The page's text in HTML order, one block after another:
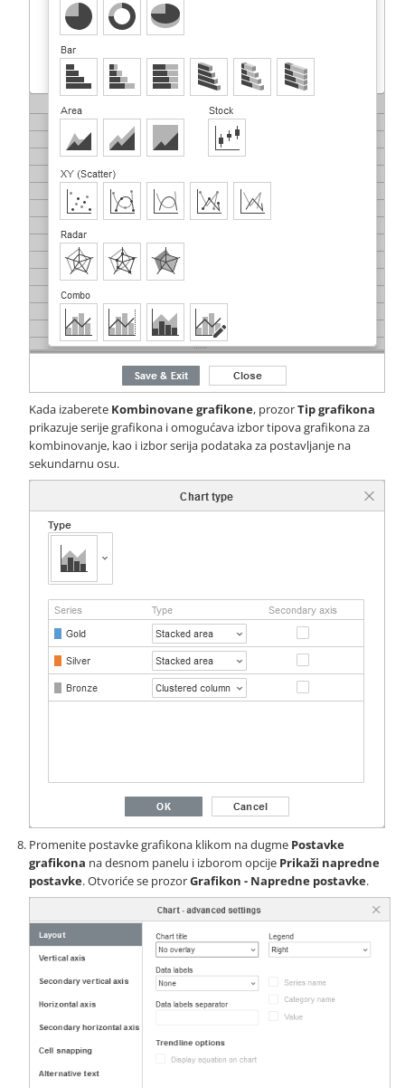
Kada izaberete Kombinovane grafikone, prozorTip grafikona
prikazuje serije grafikona i omogućava izbor tipova grafikona za
kombinovanje, kao i izbor serija podataka za postavljanje na
sekundarnu osu.
Promenite postavke grafikona klikom na dugme Postavke
grafikona na desnom panelu i izborom opcije Prikaži napredne
postavke. Otvoriće se prozorGrafikon - Napredne postavke.